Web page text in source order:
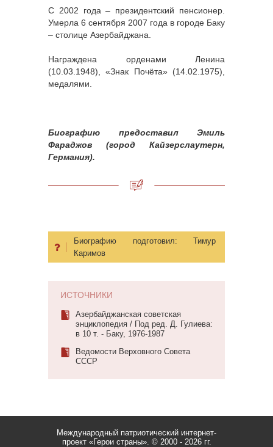
С 2002 года – президентский пенсионер.
Умерла 6 сентября 2007 года в городе Баку
– столице Азербайджана.
Награждена орденами Ленина
(10.03.1948), «Знак Почёта» (14.02.1975),
медалями.
Биографию предоставил Эмиль
Фараджов (город Кайзерслаутерн,
Германия).
Биографию подготовил: Тимур
Каримов
ИСТОЧНИКИ
Азербайджанская советская
энциклопедия / Под ред. Д. Гулиева:
в 10 т. - Баку, 1976-1987
Ведомости Верховного Совета
СССР
Международный патриотический интернет-
проект «Герои страны». © 2000 - 2026 гг.